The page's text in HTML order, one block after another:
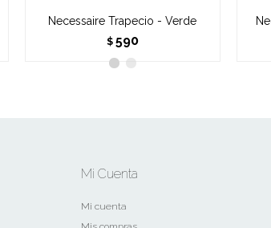
Necessaire Trapecio - Verde
$ 590
Mi Cuenta
Mi cuenta